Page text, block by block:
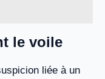
le voile
liée à un